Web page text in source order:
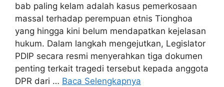
bab paling kelam adalah kasus pemerkosaan
massal terhadap perempuan etnis Tionghoa
yang hingga kini belum mendapatkan kejelasan
hukum. Dalam langkah mengejutkan, Legislator
PDIP secara resmi menyerahkan tiga dokumen
penting terkait tragedi tersebut kepada anggota
DPR dari … Baca Selengkapnya